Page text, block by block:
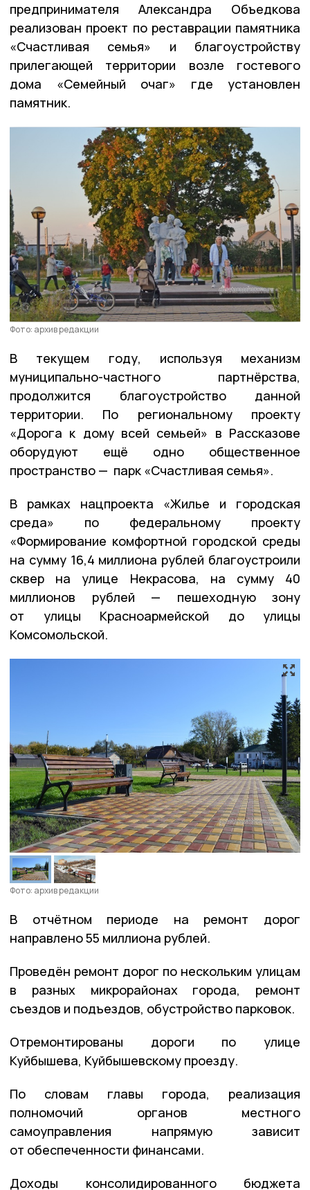
предпринимателя Александра Объедкова
реализован проект по реставрации памятника
«Счастливая семья» и благоустройству
прилегающей территории возле гостевого
дома «Семейный очаг» где установлен
памятник.
Фото: архив редакции
В текущем году, используя механизм
муниципально-частного партнёрства,
продолжится благоустройство данной
территории. По региональному проекту
«Дорога к дому всей семьей» в Рассказове
оборудуют ещё одно общественное
пространство — парк «Счастливая семья».
В рамках нацпроекта «Жилье и городская
среда» по федеральному проекту
«Формирование комфортной городской среды
на сумму 16,4 миллиона рублей благоустроили
сквер на улице Некрасова, на сумму 40
миллионов рублей — пешеходную зону
от улицы Красноармейской до улицы
Комсомольской.
Фото: архив редакции
В отчётном периоде на ремонт дорог
направлено 55 миллиона рублей.
Проведён ремонт дорог по нескольким улицам
в разных микрорайонах города, ремонт
съездов и подъездов, обустройство парковок.
Отремонтированы дороги по улице
Куйбышева, Куйбышевскому проезду.
По словам главы города, реализация
полномочий органов местного
самоуправления напрямую зависит
от обеспеченности финансами.
Доходы консолидированного бюджета